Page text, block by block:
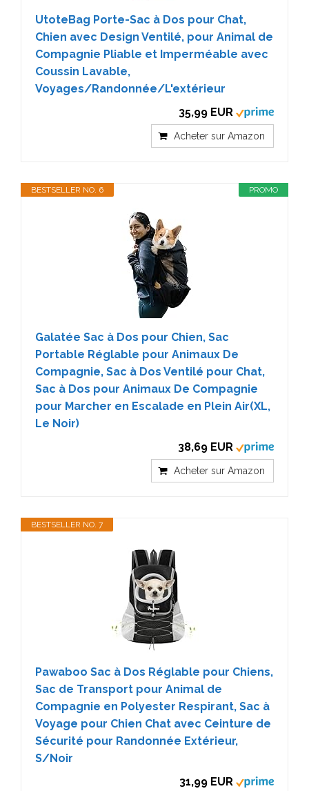
UtoteBag Porte-Sac à Dos pour Chat,
Chien avec Design Ventilé, pour Animal de
Compagnie Pliable et Imperméable avec
Coussin Lavable,
Voyages/Randonnée/L'extérieur
35,99 EUR
Acheter sur Amazon
PROMO
BESTSELLER NO. 6
Galatée Sac à Dos pour Chien, Sac
Portable Réglable pour Animaux De
Compagnie, Sac à Dos Ventilé pour Chat,
Sac à Dos pour Animaux De Compagnie
pour Marcher en Escalade en Plein Air(XL,
Le Noir)
38,69 EUR
Acheter sur Amazon
BESTSELLER NO. 7
Pawaboo Sac à Dos Réglable pour Chiens,
Sac de Transport pour Animal de
Compagnie en Polyester Respirant, Sac à
Voyage pour Chien Chat avec Ceinture de
Sécurité pour Randonnée Extérieur,
S/Noir
31,99 EUR